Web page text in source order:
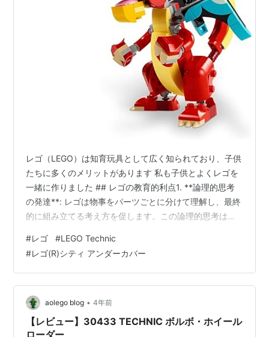
レゴ（LEGO）は知育玩具として広く知られており、子供
たちに多くのメリットがあります 私も子供とよくレゴを
一緒に作りました ## レゴの教育的利点1. **論理的思考
の発達**: レゴは物事をパーツごとに分けて理解し、最終
的に組み立てる考え方を促します。この論理的思考は学
す。2. **空間認識能力と芸術のセンスの向上**: レゴで立
体的な構造を組み立てることで、空間認識能力が高まり
ます。また、色彩を認識する力も養われ、芸術的なセン
スが磨かれます。3. **問題解決力の育成**: レゴを組み立
てる際にはさまざまな問題に直面します。これを解決す
る経験…
#レゴ #LEGO Technic
#レゴ(R)シティ アンダーカバー
aolego blog • 4年前
【レビュー】30433 TECHNIC ボルボ・ホイール